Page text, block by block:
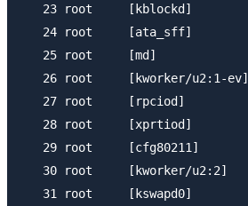
   23 root     [kblockd]
   24 root     [ata_sff]
   25 root     [md]
   26 root     [kworker/u2:1-ev]
   27 root     [rpciod]
   28 root     [xprtiod]
   29 root     [cfg80211]
   30 root     [kworker/u2:2]
   31 root     [kswapd0]